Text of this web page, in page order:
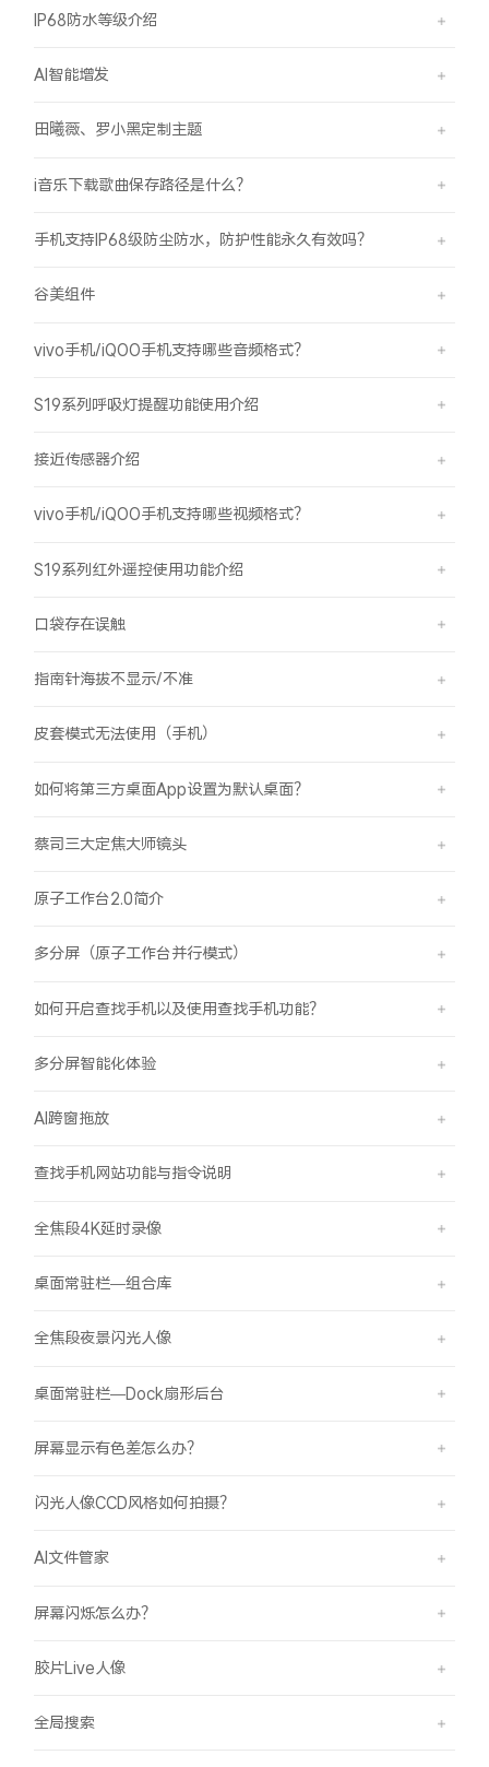
IP68防水等级介绍
AI智能增发
田曦薇、罗小黑定制主题
i音乐下载歌曲保存路径是什么？
手机支持IP68级防尘防水，防护性能永久有效吗？
谷美组件
vivo手机/iQOO手机支持哪些音频格式？
S19系列呼吸灯提醒功能使用介绍
接近传感器介绍
vivo手机/iQOO手机支持哪些视频格式？
S19系列红外遥控使用功能介绍
口袋存在误触
指南针海拔不显示/不准
皮套模式无法使用（手机）
如何将第三方桌面App设置为默认桌面？
蔡司三大定焦大师镜头
原子工作台2.0简介
多分屏（原子工作台并行模式）
如何开启查找手机以及使用查找手机功能？
多分屏智能化体验
AI跨窗拖放
查找手机网站功能与指令说明
全焦段4K延时录像
桌面常驻栏—组合库
全焦段夜景闪光人像
桌面常驻栏—Dock扇形后台
屏幕显示有色差怎么办？
闪光人像CCD风格如何拍摄？
AI文件管家
屏幕闪烁怎么办？
胶片Live人像
全局搜索